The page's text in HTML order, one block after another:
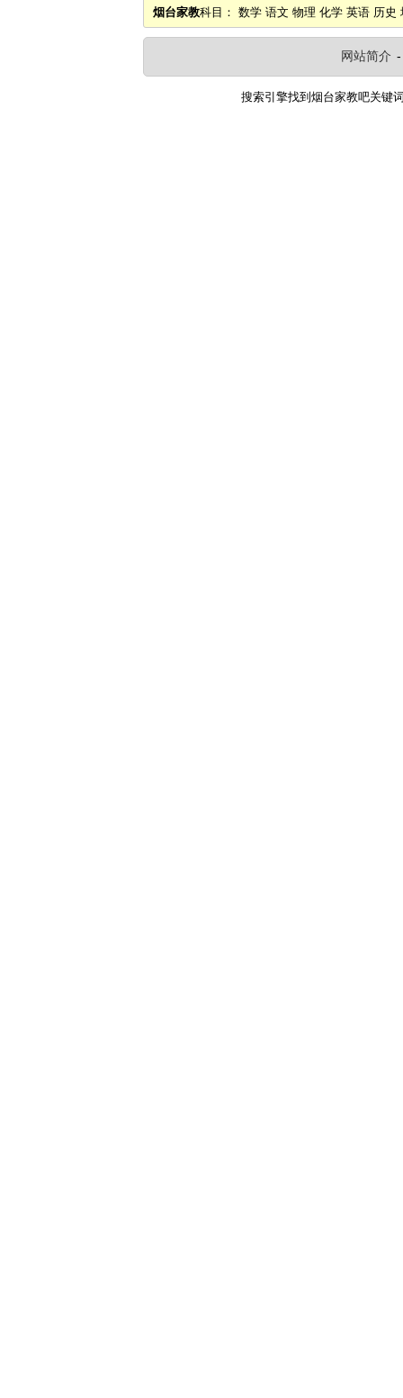
烟台家教科目： 数学 语文 物理 化学 英语 历史
网站简介
搜索引擎找到 烟台家教吧关键